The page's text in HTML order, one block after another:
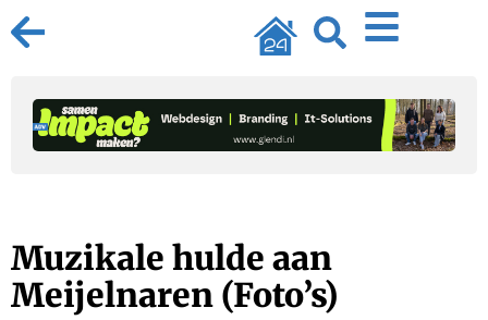
Muzikale hulde aan
Meijelnaren (Foto’s)